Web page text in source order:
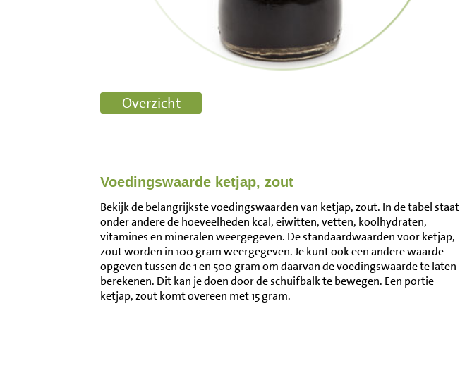
Voedingswaarde ketjap, zout
Bekijk de belangrijkste voedingswaarden van ketjap, zout. In de tabel staat
onder andere de hoeveelheden kcal, eiwitten, vetten, koolhydraten,
vitamines en mineralen weergegeven. De standaardwaarden voor ketjap,
zout worden in 100 gram weergegeven. Je kunt ook een andere waarde
opgeven tussen de 1 en 500 gram om daarvan de voedingswaarde te laten
berekenen. Dit kan je doen door de schuifbalk te bewegen. Een portie
ketjap, zout komt overeen met 15 gram.